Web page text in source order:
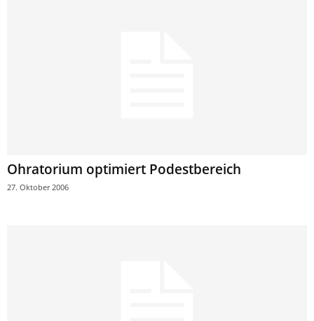
Ohratorium optimiert Podestbereich
27. Oktober 2006